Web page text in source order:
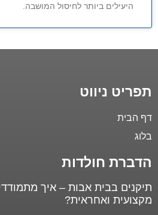
היעילים ביותר לחיסול המושבה.
תפריט ניווט
דף הבית
בלוג
הדברת חולדות
תיקנים בבית אבות – איך
מקצועית ואחראית?